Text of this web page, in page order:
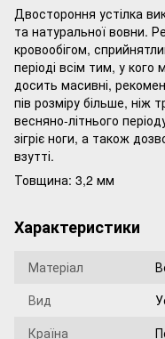
Двостороння устілка
та натуральної вовни.
кровообігом,
періоді всім тим, у кого
досить масивні,
пів розміру більше, ніж
весняно-літнього
зігріє ноги, а також
взутті.
Товщина: 3,2 мм
Характеристики
Матеріал
Вид
Країна